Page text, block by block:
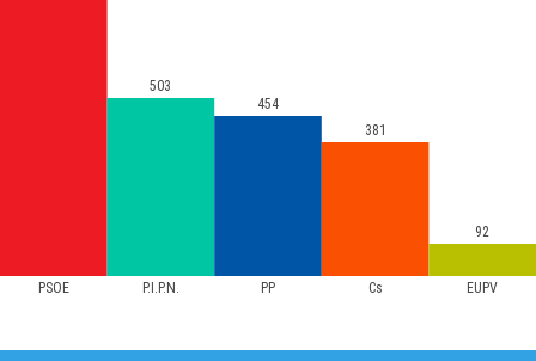
PSOE P.I.P.N. PP Cs EUPV
503
454
381
92